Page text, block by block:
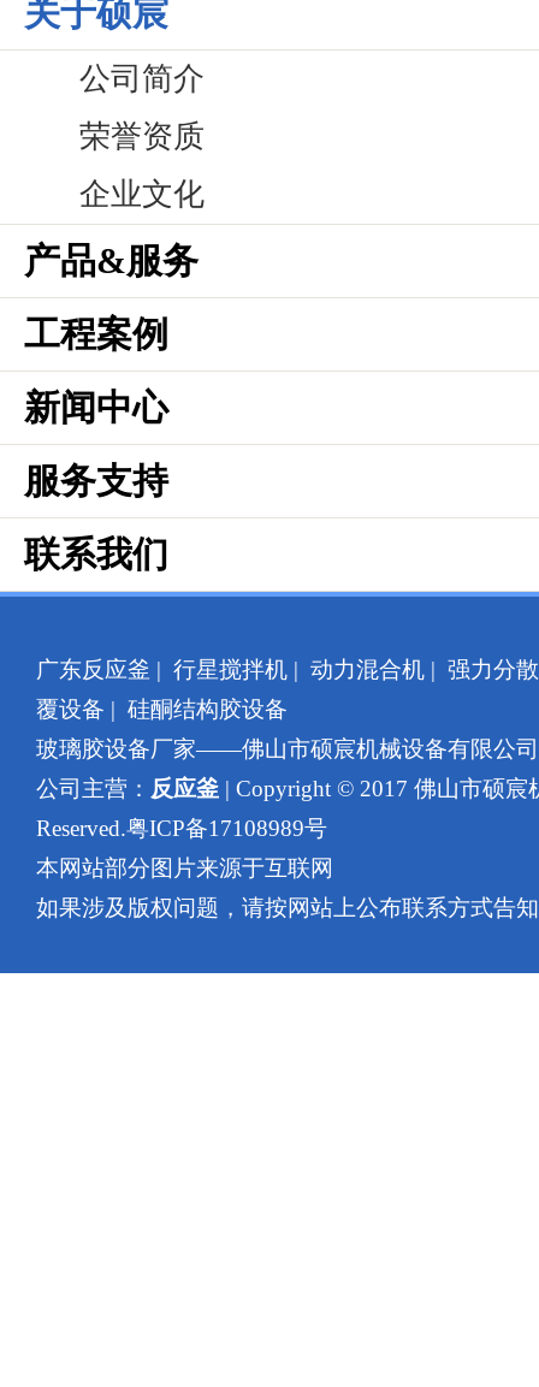
关于硕宸
公司简介
荣誉资质
企业文化
产品&服务
工程案例
新闻中心
服务支持
联系我们
广东反应釜 | 行星搅拌机 | 动力混合机 | 强力分
覆设备 | 硅酮结构胶设备
玻璃胶设备厂家——佛山市硕宸机械设备有限公
公司主营： 反应釜 | Copyright © 2017 佛山市硕
Reserved.粤ICP备17108989号
本网站部分图片来源于互联网
如果涉及版权问题，请按网站上公布联系方式告